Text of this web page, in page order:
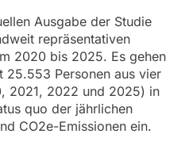
Ausgabe der Studie
repräsentativen
2020 bis 2025. Es gehen
25.553 Personen aus vier
2021, 2022 und 2025) in
quo der jährlichen
CO2e-Emissionen ein.